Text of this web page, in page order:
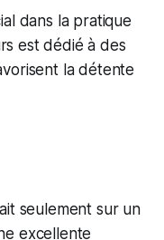
dans la pratique
est dédié à des
la détente
seulement sur un
excellente